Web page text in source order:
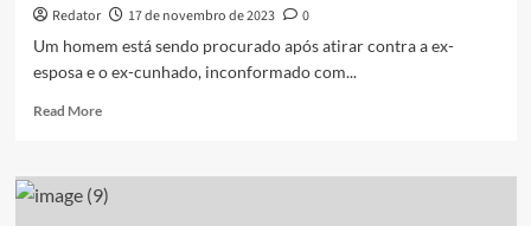
Redator 17 de novembro de 2023
0
Um homem está sendo procurado após atirar contra a ex-
esposa e o ex-cunhado, inconformado com...
Read MoreRead
Homem
é